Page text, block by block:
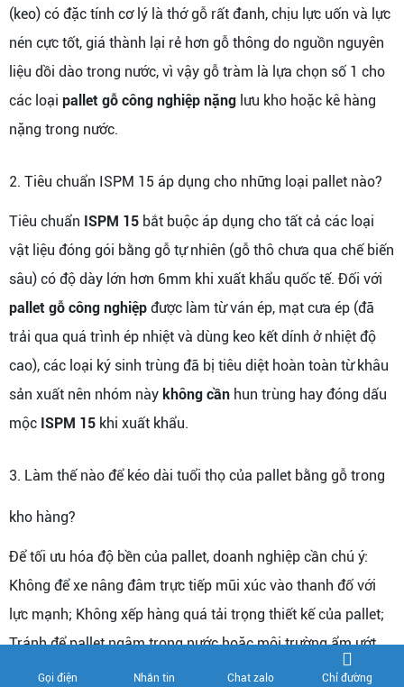
(keo) có đặc tính cơ lý là thớ gỗ rất đanh, chịu lực uốn và lực
nén cực tốt, giá thành lại rẻ hơn gỗ thông do nguồn nguyên
liệu dồi dào trong nước, vì vậy gỗ tràm là lựa chọn số 1 cho
các loại pallet gỗ công nghiệp nặng lưu kho hoặc kê hàng
nặng trong nước.
2. Tiêu chuẩn ISPM 15 áp dụng cho những loại pallet nào?
Tiêu chuẩn ISPM 15 bắt buộc áp dụng cho tất cả các loại
vật liệu đóng gói bằng gỗ tự nhiên (gỗ thô chưa qua chế biến
sâu) có độ dày lớn hơn 6mm khi xuất khẩu quốc tế. Đối với
pallet gỗ công nghiệp được làm từ ván ép, mạt cưa ép (đã
trải qua quá trình ép nhiệt và dùng keo kết dính ở nhiệt độ
cao), các loại ký sinh trùng đã bị tiêu diệt hoàn toàn từ khâu
sản xuất nên nhóm này không cần hun trùng hay đóng dấu
mộc ISPM 15 khi xuất khẩu.
3. Làm thế nào để kéo dài tuổi thọ của pallet bằng gỗ trong
kho hàng?
Để tối ưu hóa độ bền của pallet, doanh nghiệp cần chú ý:
Không để xe nâng đâm trực tiếp mũi xúc vào thanh đố với
lực mạnh; Không xếp hàng quá tải trọng thiết kế của pallet;
Tránh để pallet ngâm trong nước hoặc môi trường ẩm ướt
quá lâu nếu không có mái che; Khi xếp chồng pallet trống,
Gọi điện Nhắn tin Chat zalo Chỉ đường